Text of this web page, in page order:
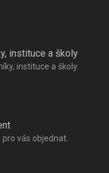
instituce a školy
instituce a školy.
vás objednat.